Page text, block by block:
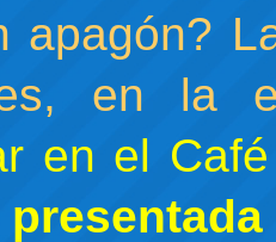
apagón?
en la
en el